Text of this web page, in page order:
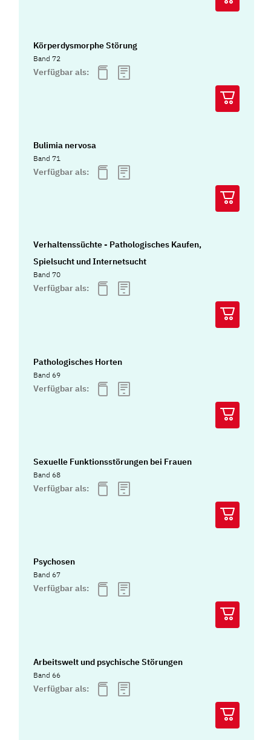
Körperdysmorphe Störung
Band 72
Verfügbar als:
Bulimia nervosa
Band 71
Verfügbar als:
Verhaltenssüchte - Pathologisches Kaufen,
Spielsucht und Internetsucht
Band 70
Verfügbar als:
Pathologisches Horten
Band 69
Verfügbar als:
Sexuelle Funktionsstörungen bei Frauen
Band 68
Verfügbar als:
Psychosen
Band 67
Verfügbar als:
Arbeitswelt und psychische Störungen
Band 66
Verfügbar als: